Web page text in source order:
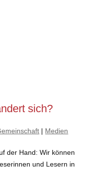
sich?
| Medien
der Hand: Wir können
und Lesern in